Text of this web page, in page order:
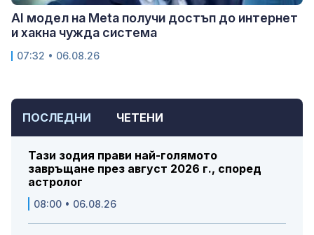
ПОСЛЕДНИ ЧЕТЕНИ
Тази зодия прави най-голямото
завръщане през август 2026 г., според
астролог
08:00 • 06.08.26
AI модел на Meta получи достъп до интернет
и хакна чужда система
07:32 • 06.08.26